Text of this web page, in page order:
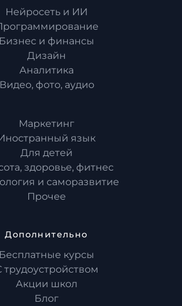
Нейросеть и ИИ
Бизнес и финансы
Дизайн
Аналитика
Видео, фото, аудио
Маркетинг
язык
Для детей
здоровье, фитнес
и саморазвитие
Прочее
Дополнительно
Бесплатные курсы
трудоустройством
Акции школ
Блог